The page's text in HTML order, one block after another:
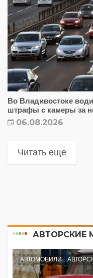
Во Владивостоке
штрафы с камеры за
06.08.2026
Читать еще
АВТОРСКИЕ
АВТОМОБИЛИ